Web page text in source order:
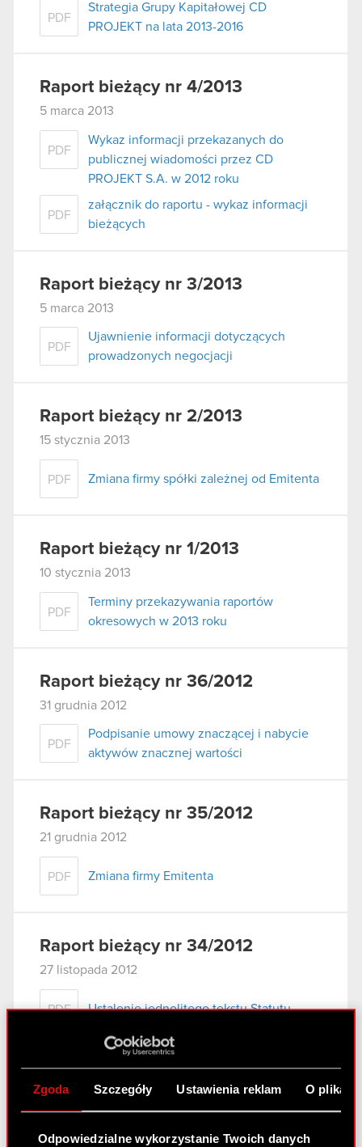
Zgoda Szczegóły Ustawienia reklam O
Odpowiedzialne wykorzystanie Twoich danych
PDF
Strategia Grupy Kapitałowej CD
PROJEKT na lata 2013-2016
Raport bieżący nr 4/2013
5 marca 2013
PDF
Wykaz informacji przekazanych do
publicznej wiadomości przez CD
PROJEKT S.A. w 2012 roku
PDF
załącznik do raportu - wykaz informacji
bieżących
Raport bieżący nr 3/2013
5 marca 2013
PDF
Ujawnienie informacji dotyczących
prowadzonych negocjacji
Raport bieżący nr 2/2013
15 stycznia 2013
PDF Zmiana firmy spółki zależnej od Emitenta
Raport bieżący nr 1/2013
10 stycznia 2013
PDF
Terminy przekazywania raportów
okresowych w 2013 roku
Raport bieżący nr 36/2012
31 grudnia 2012
PDF
Podpisanie umowy znaczącej i nabycie
aktywów znacznej wartości
Raport bieżący nr 35/2012
21 grudnia 2012
PDF Zmiana firmy Emitenta
Raport bieżący nr 34/2012
27 listopada 2012
PDF Ustalenie jednolitego tekstu Statutu
Statut Spółki -tekst jednolity